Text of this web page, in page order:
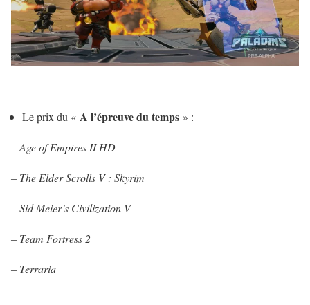
Le prix du « A l’épreuve du temps » :
–Age of Empires II HD
– The Elder Scrolls V : Skyrim
–Sid Meier’s Civilization V
– Team Fortress 2
– Terraria